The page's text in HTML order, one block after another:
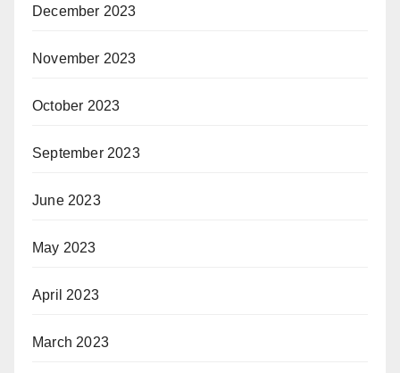
December 2023
November 2023
October 2023
September 2023
June 2023
May 2023
April 2023
March 2023